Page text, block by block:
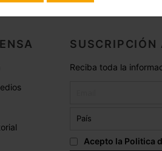
SUSCRIPCIÓN
Reciba toda la
Acepto la Politica